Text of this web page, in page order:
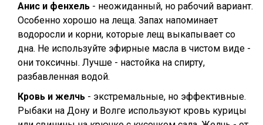
Анис и фенхель - неожиданный, но рабочий вариант.
Особенно хорошо на леща. Запах напоминает
водоросли и корни, которые лещ выкапывает со
дна. Не используйте эфирные масла в чистом виде -
они токсичны. Лучше - настойка на спирту,
разбавленная водой.
Кровь и желчь - экстремальные, но эффективные.
Рыбаки на Дону и Волге используют кровь курицы